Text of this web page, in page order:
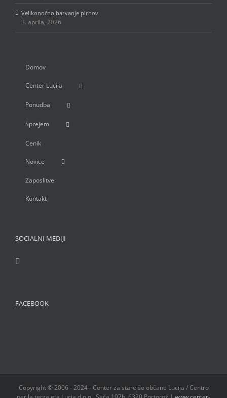
Velikonočno barvanje pirhov
3. aprila, 2026
Domov
Center Lucija
Ponudba
Sprejem
Cenik
Novice
Zaposlitve
Kontakt
SOCIALNI MEDIJI
FACEBOOK
Copyright © 2006 - 2024 - Center za starejše občane Lucija / Centro